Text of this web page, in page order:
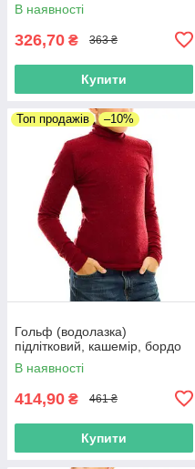
В наявності
326,70 ₴ 363 ₴
Купити
Топ продажів –10%
Гольф (водолазка)
підлітковий, кашемір, бордо
В наявності
414,90 ₴ 461 ₴
Купити